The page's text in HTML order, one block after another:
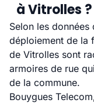
à Vitrolles ?
Selon les
déploiement de la
de Vitrolles sont
armoires de rue
de la commune.
Bouygues